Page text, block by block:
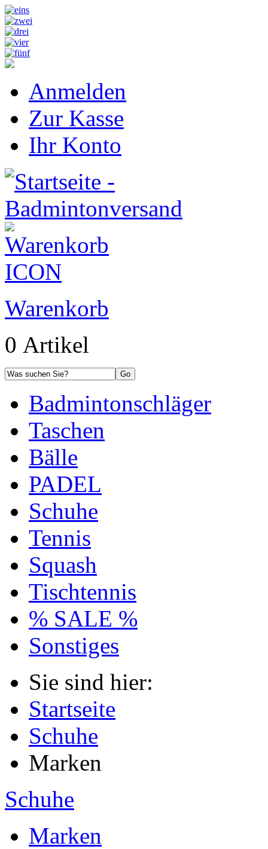
Anmelden
Zur Kasse
Ihr Konto
Warenkorb
0 Artikel
Badmintonschläger
Taschen
Bälle
PADEL
Schuhe
Tennis
Squash
Tischtennis
% SALE %
Sonstiges
Sie sind hier:
Startseite
Schuhe
Marken
Schuhe
Marken